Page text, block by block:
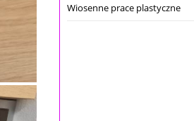
Wiosenne prace plastyczne